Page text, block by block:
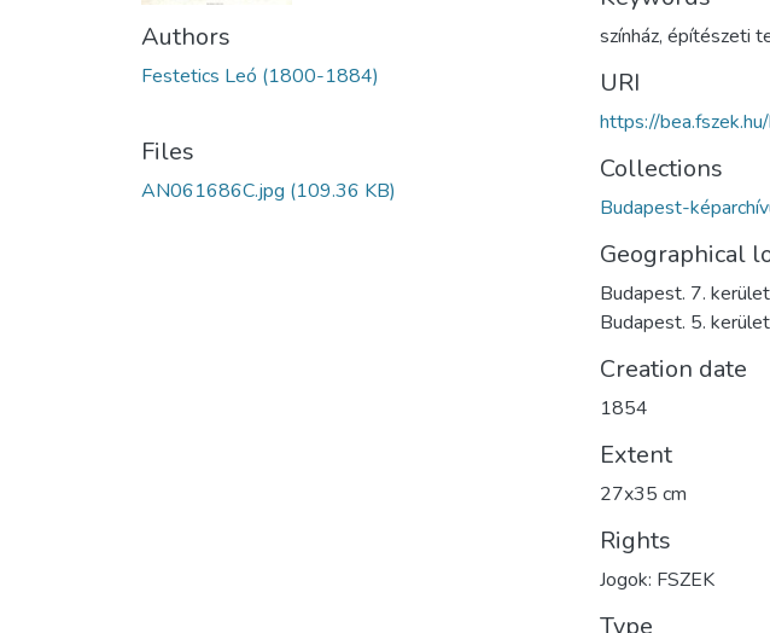
Authors
Festetics Leó (1800-1884)
Files
AN061686C.jpg (109.36 KB)
színház, építészeti
URI
https://
Collections
Budapest-
Geographical
Budapest. 7.
Budapest. 5.
Creation date
1854
Extent
27x35 cm
Rights
Jogok: FSZEK
Type